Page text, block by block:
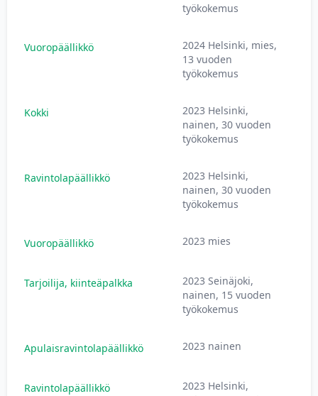
työkokemus
Vuoropäällikkö
2024 Helsinki, mies,
13 vuoden
työkokemus
Kokki
2023 Helsinki,
nainen, 30 vuoden
työkokemus
Ravintolapäällikkö
2023 Helsinki,
nainen, 30 vuoden
työkokemus
Vuoropäällikkö 2023 mies
Tarjoilija, kiinteäpalkka
2023 Seinäjoki,
nainen, 15 vuoden
työkokemus
Apulaisravintolapäällikkö 2023 nainen
Ravintolapäällikkö
2023 Helsinki,